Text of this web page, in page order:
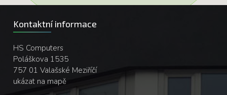
Kontaktní informace
HS Computers
Poláškova 1535
757 01 Valašské Meziříčí
ukázat na mapě